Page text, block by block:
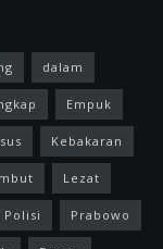
dalam
Empuk
Kebakaran
Lezat
Polisi Prabowo